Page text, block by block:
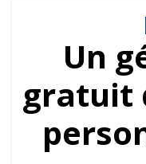
Un
gratuit